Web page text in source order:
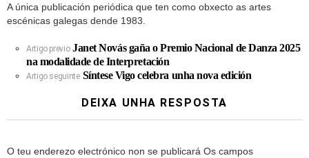
A única publicación periódica que ten como obxecto as artes
escénicas galegas dende 1983.
Artigo previo Janet Novás gaña o Premio Nacional de Danza 2025
na modalidade de Interpretación
Artigo seguinte Síntese Vigo celebra unha nova edición
DEIXA UNHA RESPOSTA
O teu enderezo electrónico non se publicará Os campos